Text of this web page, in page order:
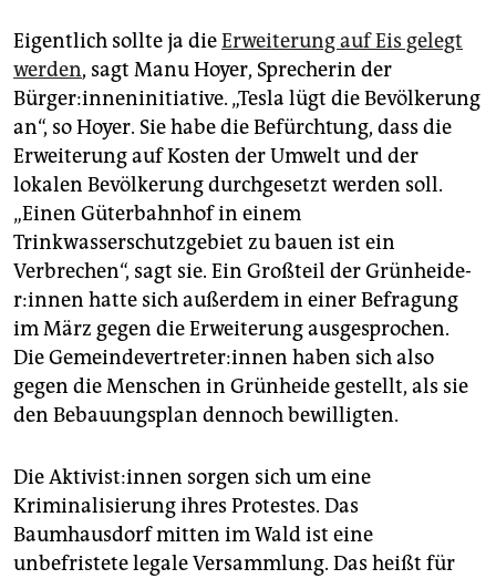
Eigentlich sollte ja dieErweiterung auf Eis gelegt
werden, sagt Manu Hoyer, Sprecherin der
Bürger:inneninitiative. „Tesla lügt die Bevölkerung
an“, so Hoyer. Sie habe die Befürchtung, dass die
Erweiterung auf Kosten der Umwelt und der
lokalen Bevölkerung durchgesetzt werden soll.
„Einen Güterbahnhof in einem
Trinkwasserschutzgebiet zu bauen ist ein
Verbrechen“, sagt sie. Ein Großteil der Grün­hei­de­
r:in­nen hatte sich außerdem in einer Befragung
im März gegen die Erweiterung ausgesprochen.
Die Ge­mein­de­ver­tre­te­r:in­nen haben sich also
gegen die Menschen in Grünheide gestellt, als sie
den Bebauungsplan dennoch bewilligten.
Die Ak­ti­vis­t:in­nen sorgen sich um eine
Kriminalisierung ihres Protestes. Das
Baumhausdorf mitten im Wald ist eine
unbefristete legale Versammlung. Das heißt für